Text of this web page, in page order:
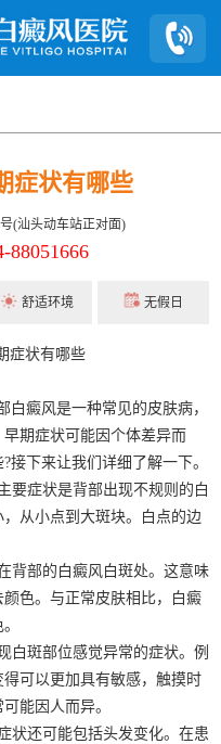
症状有哪些
(汕头动车站正对面)
88051666
舒适环境 无假日
癜风是一种常见的皮肤病，
期症状可能因个体差异而
下来让我们详细了解一下。
症状是背部出现不规则的白
从小点到大斑块。白点的边
部的白癜风白斑处。这意味
色。与正常皮肤相比，白癜
斑部位感觉异常的症状。例
可以更加具有敏感，触摸时
能因人而异。
还可能包括头发变化。在患